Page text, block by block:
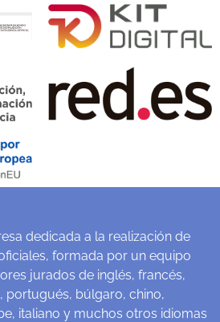
dedicada a la realización de
formada por un equipo
jurados de inglés, francés,
portugués, búlgaro, chino,
italiano y muchos otros idiomas